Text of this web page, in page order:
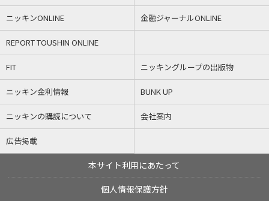
ニッキンONLINE 金融ジャーナルONLINE
REPORT TOUSHIN ONLINE
FIT ニッキングループの出版物
ニッキン金利情報 BUNK UP
ニッキンの購読について 会社案内
広告掲載
本サイト利用にあたって
個人情報保護方針